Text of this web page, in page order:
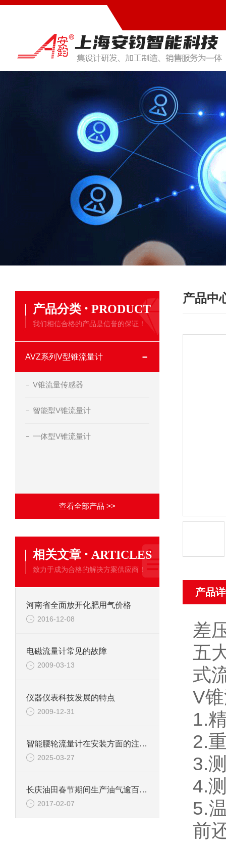
产品分类 · PRODUCT
我们相信合格的产品是信誉的保证！
AVZ系列V型锥流量计
V锥流量传感器
智能型V锥流量计
一体型V锥流量计
查看全部产品 >>
相关文章 · ARTICLES
致力于成为合格的解决方案供应商！
河南省全面放开化肥用气价格
2016-12-08
电磁流量计常见的故障
2009-03-13
仪器仪表科技发展的特点
2009-12-31
智能腰轮流量计在安装方面的注意事项
2025-03-27
长庆油田春节期间生产油气逾百万吨
2017-02-07
产品中
产品
差
五
式
V
1.
2.
3.
4.
5.
前